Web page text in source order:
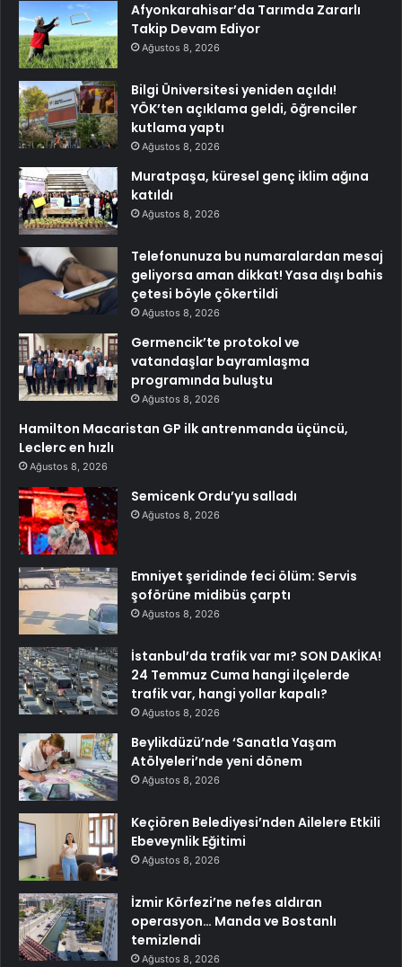
Afyonkarahisar’da Tarımda Zararlı
Takip Devam Ediyor
Ağustos 8, 2026
Bilgi Üniversitesi yeniden açıldı!
YÖK’ten açıklama geldi, öğrenciler
kutlama yaptı
Ağustos 8, 2026
Muratpaşa, küresel genç iklim ağına
katıldı
Ağustos 8, 2026
Telefonunuza bu numaralardan mesaj
geliyorsa aman dikkat! Yasa dışı bahis
çetesi böyle çökertildi
Ağustos 8, 2026
Germencik’te protokol ve
vatandaşlar bayramlaşma
programında buluştu
Ağustos 8, 2026
Hamilton Macaristan GP ilk antrenmanda üçüncü,
Leclerc en hızlı
Ağustos 8, 2026
Semicenk Ordu’yu salladı
Ağustos 8, 2026
Emniyet şeridinde feci ölüm: Servis
şoförüne midibüs çarptı
Ağustos 8, 2026
İstanbul’da trafik var mı? SON DAKİKA!
24 Temmuz Cuma hangi ilçelerde
trafik var, hangi yollar kapalı?
Ağustos 8, 2026
Beylikdüzü’nde ‘Sanatla Yaşam
Atölyeleri’nde yeni dönem
Ağustos 8, 2026
Keçiören Belediyesi’nden Ailelere Etkili
Ebeveynlik Eğitimi
Ağustos 8, 2026
İzmir Körfezi’ne nefes aldıran
operasyon… Manda ve Bostanlı
temizlendi
Ağustos 8, 2026